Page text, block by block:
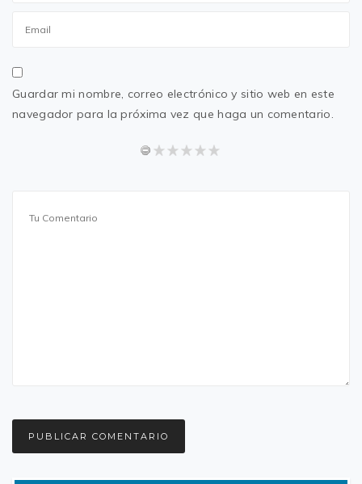
Guardar mi nombre, correo electrónico y sitio web en este
navegador para la próxima vez que haga un comentario.